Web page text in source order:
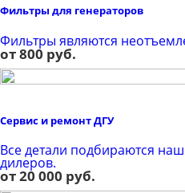
Фильтры для генераторов
Фильтры являются
от 800 руб.
Сервис и ремонт ДГУ
Все детали подбираются
дилеров.
от 20 000 руб.